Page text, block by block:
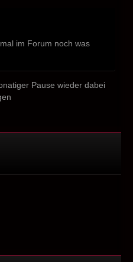
im Forum noch was
Pause wieder dabei